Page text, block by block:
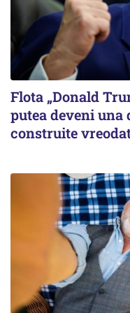
Flota „Donald
putea deveni una
construite